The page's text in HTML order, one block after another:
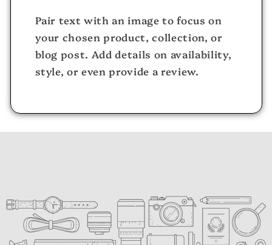
Pair text with an image to focus on
your chosen product, collection, or
blog post. Add details on availability,
style, or even provide a review.